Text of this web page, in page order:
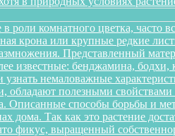
комнатного цветка, часто
крона или крупные редкие
Представленный
известные: бенджамина,
немаловажные
обладают полезными
Описанные способы борьбы и
дома. Так как это растение
фикус, выращенный